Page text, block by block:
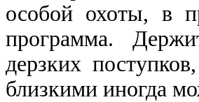
особой охоты, в
программа.
дерзких
близкими иногда